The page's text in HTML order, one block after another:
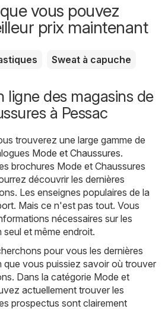
vous pouvez
prix maintenant
Sweat à capuche
ligne des magasins de
à Pessac
trouverez une large gamme de
Mode et Chaussures.
brochures Mode et Chaussures
découvrir les dernières
Les enseignes populaires de la
. Mais ce n'est pas tout. Vous
nécessaires sur les
et même endroit.
pour vous les dernières
vous puissiez savoir où trouver
Dans la catégorie Mode et
actuellement trouver les
prospectus sont clairement